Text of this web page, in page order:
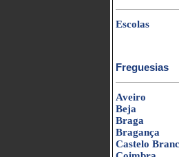
Escolas
Freguesias
Aveiro
Beja
Braga
Bragança
Castelo